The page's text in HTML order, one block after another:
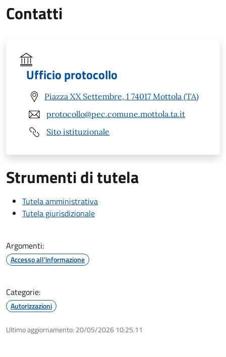
Contatti
Ufficio protocollo
Piazza XX Settembre, 1 74017 Mottola (TA)
protocollo@pec.comune.mottola.ta.it
Sito istituzionale
Strumenti di tutela
Tutela amministrativa
Tutela giurisdizionale
Argomenti:
Accesso all'informazione
Categorie:
Autorizzazioni
Ultimo aggiornamento: 20/05/2026 10:25.11